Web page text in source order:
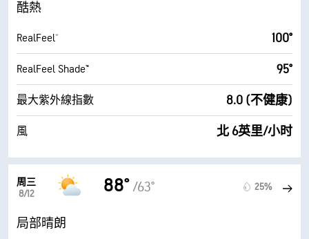
酷熱
RealFeel® 100°
RealFeel Shade™ 95°
最大紫外線指數 8.0 (不健康)
風 北 6英里/小时
周三
8/12
88° /63° 25%
局部晴朗